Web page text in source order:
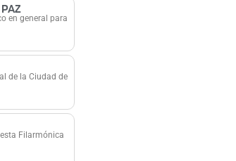
en general para
de la Ciudad de
Filarmónica